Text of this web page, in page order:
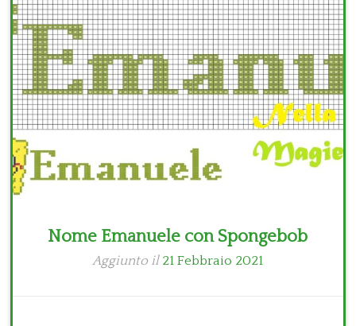
Disney
Thun
Nome Emanuele con Spongebob
Aggiunto il 21 Febbraio 2021